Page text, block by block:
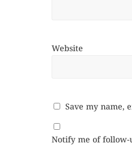
Website
Save my name,
Notify me of follow-